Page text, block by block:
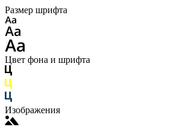
Размер шрифта
Цвет фона и шрифта
Изображения